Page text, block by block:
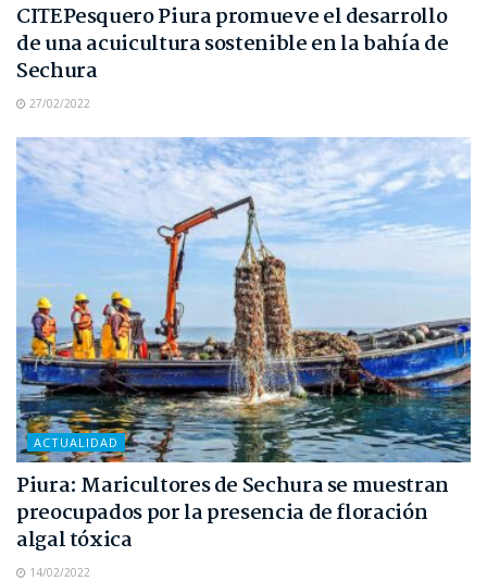
CITEPesquero Piura promueve el desarrollo
de una acuicultura sostenible en la bahía de
Sechura
27/02/2022
ACTUALIDAD
Piura: Maricultores de Sechura se muestran
preocupados por la presencia de floración
algal tóxica
14/02/2022